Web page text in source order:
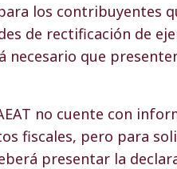
los contribuyentes
de rectificación de
necesario que
no cuente con
fiscales, pero para
presentar la